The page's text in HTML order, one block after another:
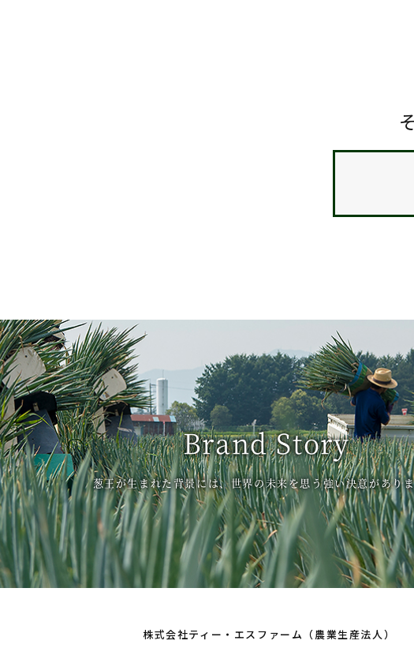
Brand Story
葱王が生まれた背景には、世界の未来を思う強い決意があり
株式会社ティー・エスファーム（農業生産法人）